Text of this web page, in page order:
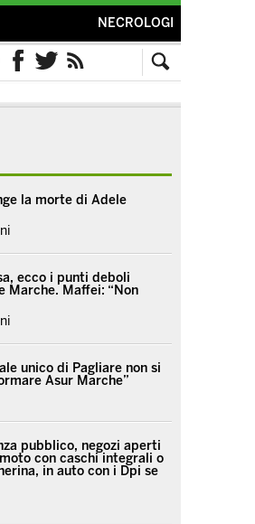
NECROLOGI
la morte di Adele
ecco i punti deboli
Marche. Maffei: “Non
unico di Pagliare non si
Asur Marche”
pubblico, negozi aperti
con caschi integrali o
in auto con i Dpi se